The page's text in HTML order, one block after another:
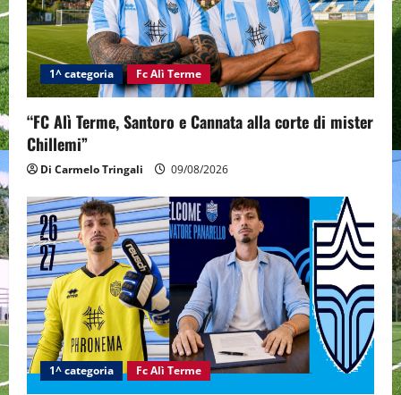
t
i
o
n
1^ categoria Fc Alì Terme
“FC Alì Terme, Santoro e Cannata alla corte di mister
Chillemi”
Di Carmelo Tringali 09/08/2026
1^ categoria Fc Alì Terme